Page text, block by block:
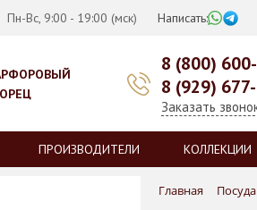
Пн-Вс, 9:00 - 19:00 (мск) Написать:
8 (800)
8 (929)
Заказать
ПРОИЗВОДИТЕЛИ КОЛЛЕКЦИИ
Главная Посуда